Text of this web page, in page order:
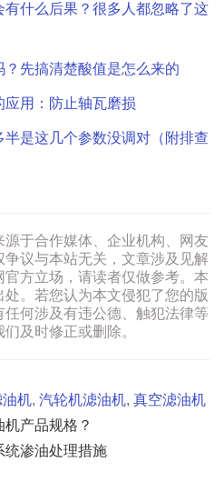
什么后果？很多人都忽略了这
先搞清楚酸值是怎么来的
用：防止轴瓦磨损
是这几个参数没调对（附排查
于合作媒体、企业机构、网友
议与本站无关，文章涉及见解
方立场，请读者仅做参考。本
。若您认为本文侵犯了您的版
何涉及有违公德、触犯法律等
及时修正或删除。
机, 汽轮机滤油机, 真空滤油机
产品规格？
统渗油处理措施